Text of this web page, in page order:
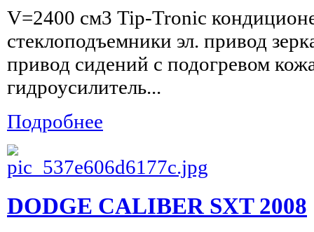
V=2400 см3 Tip-Tronic
стеклоподъемники эл. привод
привод сидений с подогревом
гидроусилитель...
Подробнее
DODGE CALIBER SXT 2008